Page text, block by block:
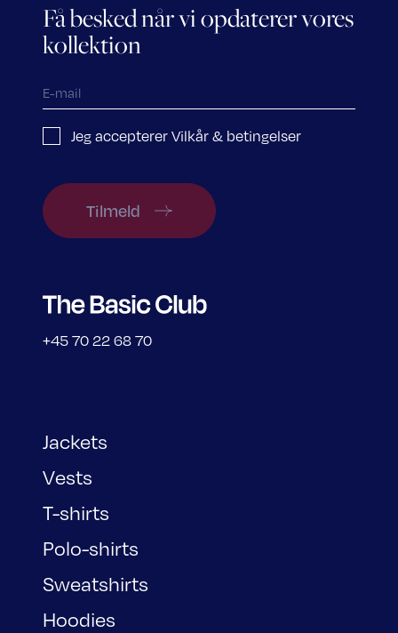
Få besked når vi opdaterer vores
kollektion
Jeg accepterer Vilkår & betingelser
Tilmeld
+45 70 22 68 70
Jackets
Vests
T-shirts
Polo-shirts
Sweatshirts
Hoodies